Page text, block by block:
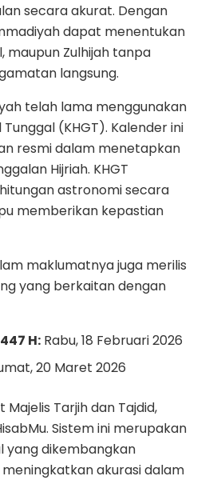
secara akurat. Dengan
dapat menentukan
maupun Zulhijah tanpa
langsung.
telah lama menggunakan
(KHGT). Kalender ini
resmi dalam menetapkan
Hijriah. KHGT
astronomi secara
memberikan kepastian
maklumatnya juga merilis
yang berkaitan dengan
H: Rabu, 18 Februari 2026
20 Maret 2026
Tarjih dan Tajdid,
Sistem ini merupakan
yang dikembangkan
akurasi dalam